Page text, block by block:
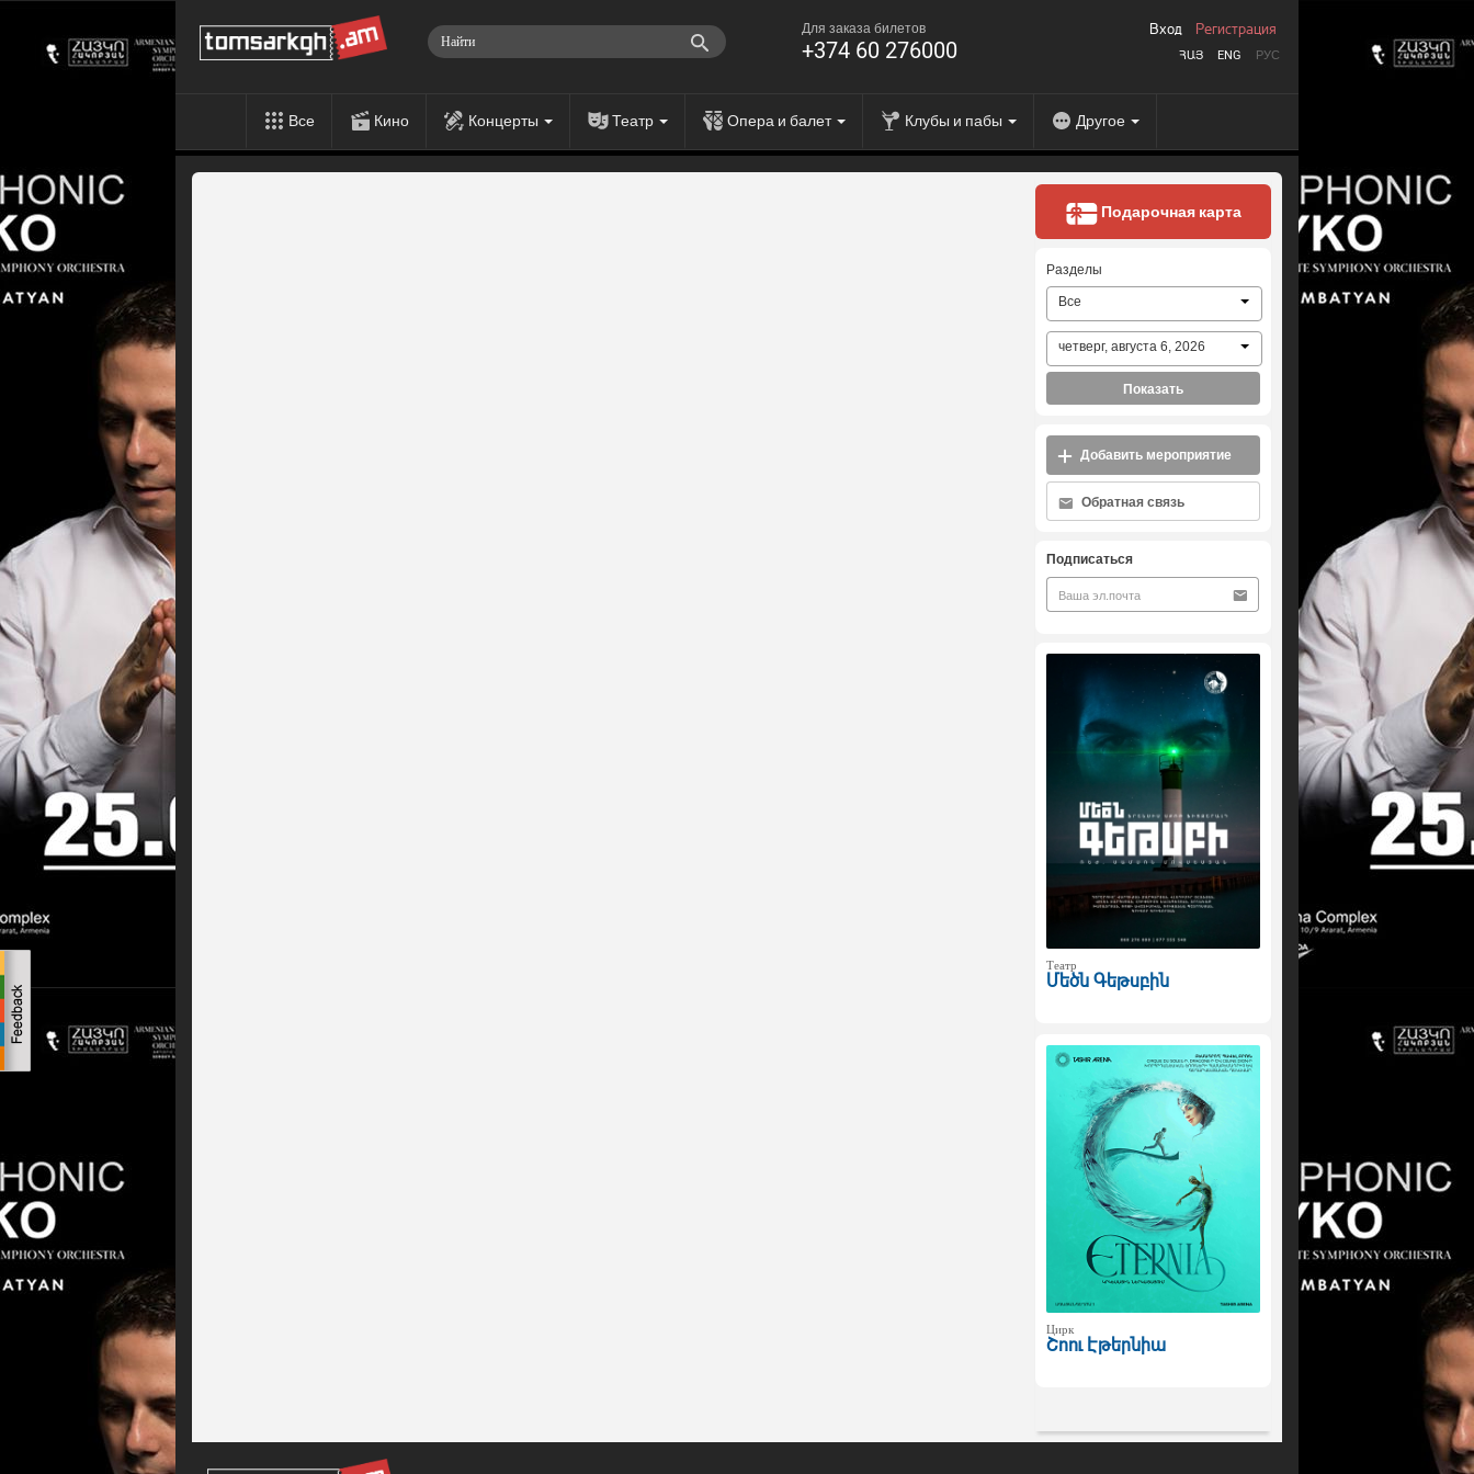
Для заказа билетов
+374 60 276000 ՀԱՅ ENG РУС
Вход Регистрация
Все Кино Концерты Театр Опера и балет Клубы и пабы Другое
Подарочная карта
Разделы
Все
четверг, августа 6, 2026
Показать
Добавить мероприятие
Обратная связь
Подписаться
Театр
Մեծն Գեթսբին
Цирк
Շոու Էթերնիա